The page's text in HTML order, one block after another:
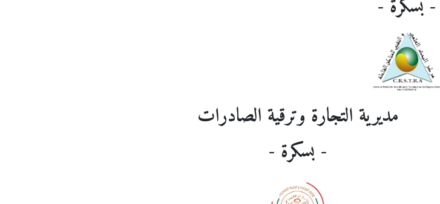
- بسكرة -
مديرية التجارة وترقية الصادرات
- بسكرة -